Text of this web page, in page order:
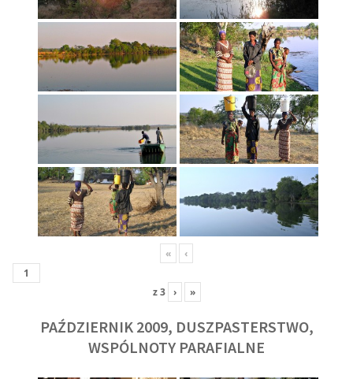
« ‹
z3 › »
PAŹDZIERNIK 2009, DUSZPASTERSTWO,
WSPÓLNOTY PARAFIALNE